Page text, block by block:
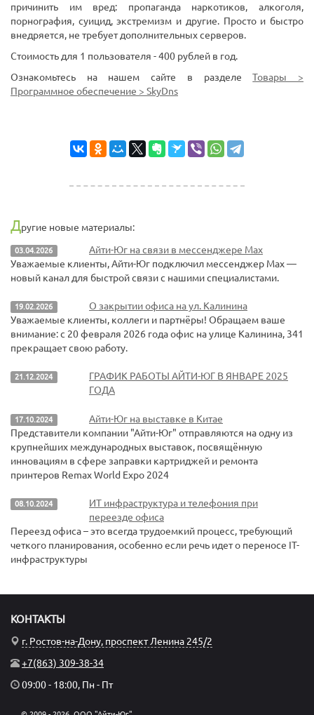
причинить им вред: пропаганда наркотиков, алкоголя,
порнография, суицид, экстремизм и другие. Просто и быстро
внедряется, не требует дополнительных серверов.
Стоимость для 1 пользователя - 400 рублей в год.
Ознакомьтесь на нашем сайте в разделеТовары >
Программное обеспечение > SkyDns
Другие новые материалы:
03.04.2026
Айти-Юг на связи в мессенджере Max
Уважаемые клиенты, Айти-Юг подключил мессенджер Max —
новый канал для быстрой связи с нашими специалистами.
19.02.2026
О закрытии офиса на ул. Калинина
Уважаемые клиенты, коллеги и партнёры! Обращаем ваше
внимание: с 20 февраля 2026 года офис на улице Калинина, 341
прекращает свою работу.
21.12.2024
ГРАФИК РАБОТЫ АЙТИ-ЮГ В ЯНВАРЕ 2025
ГОДА
17.10.2024
Айти-Юг на выставке в Китае
Представители компании "Айти-Юг" отправляются на одну из
крупнейших международных выставок, посвящённую
инновациям в сфере заправки картриджей и ремонта
принтеров Remax World Expo 2024
08.10.2024
ИТ инфраструктура и телефония при
переезде офиса
Переезд офиса – это всегда трудоемкий процесс, требующий
четкого планирования, особенно если речь идет о переносе IT-
инфраструктуры
КОНТАКТЫ
г. Ростов-на-Дону, проспект Ленина 245/2
+7(863) 309-38-34
09:00 - 18:00, Пн - Пт